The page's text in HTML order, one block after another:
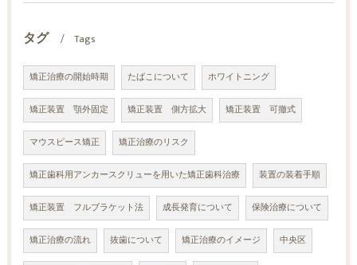
タグ Tags
矯正治療の開始時期 たばこについて ホワイトニング
矯正装置 顎外固定 矯正装置 側方拡大 矯正装置 可撤式
マウスピース矯正 矯正治療のリスク
矯正歯科用アンカースクリューを用いた矯正歯科治療 装置の装着手順
矯正装置 フルブラケット法 成長発育について 保険治療について
矯正治療の流れ 抜歯について 矯正治療のイメージ 中央区